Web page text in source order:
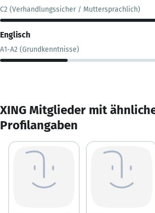
C2 (Verhandlungssicher / Muttersprachlich)
Englisch
A1-A2 (Grundkenntnisse)
XING Mitglieder mit
Profilangaben